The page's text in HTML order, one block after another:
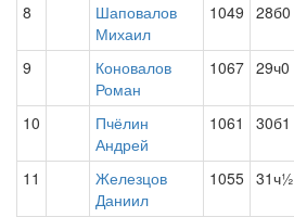
8
Шаповалов
Михаил
1049 28б0
9
Коновалов
Роман
1067 29ч0
10
Пчёлин
Андрей
1061 30б1
11
Железцов
Даниил
1055 31ч½